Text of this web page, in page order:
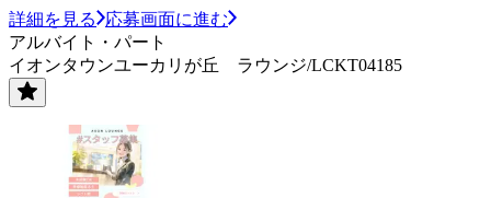
詳細を見る
応募画面に進む
アルバイト・パート
イオンタウンユーカリが丘 ラウンジ/LCKT04185